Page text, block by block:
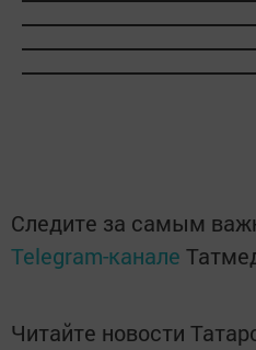
Следите за самым
Telegram-канале
Читайте новости